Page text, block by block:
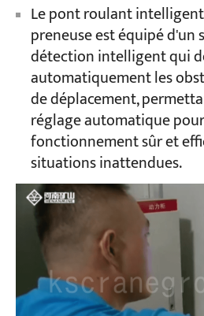
Le pont roulant
preneuse est équipé d'un
détection intelligent qui
automatiquement les
de déplacement,
réglage automatique
fonctionnement sûr et
situations inattendues.